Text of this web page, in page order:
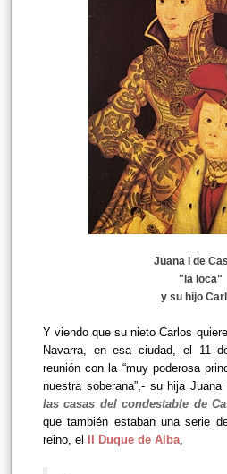
Juana I de
"la loca"
y su hijo
Y viendo que su nieto Carlos
Navarra, en esa ciudad, el 11
reunión con la “muy poderosa
nuestra soberana”,- su hija Juana
las casas del condestable de
que también estaban una serie
reino, el
II Duque de Alba,